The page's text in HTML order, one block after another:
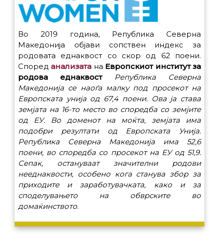
Во 2019 година, Република Северна
Македонија објави сопствен индекс за
родовата еднаквост со скор од 62 поени.
Спореданализата на Европскиот институт за
родова еднаквост
Република Северна
Македонија се наоѓа малку под просекот на
Европската унија од 67,4 поени. Ова ја става
земјата на 16-то место во споредба со земјите
од ЕУ. Во доменот на моќта, земјата има
подобри резултати од Европската Унија.
Република Северна Македонија има 52,6
поени, во споредба со просекот на ЕУ од 51,9.
Сепак, остануваат значителни родови
нееднаквости, особено кога станува збор за
приходите и заработувачката, како и за
споделувањето на обврските во
домаќинството.